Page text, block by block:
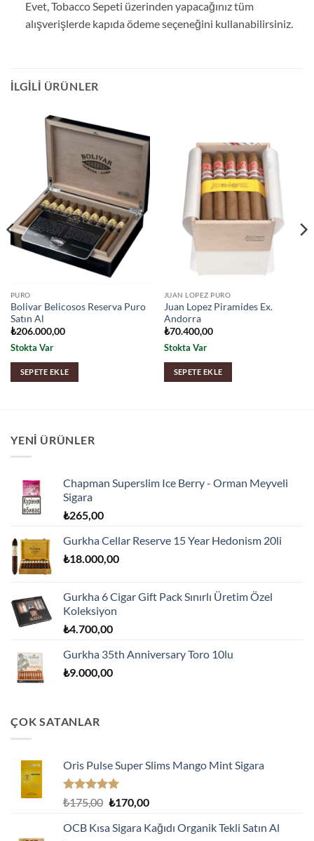
Evet, Tobacco Sepeti üzerinden yapacağınız tüm
alışverişlerde kapıda ödeme seçeneğini kullanabilirsiniz.
İLGILI ÜRÜNLER
PURO
Bolivar Belicosos Reserva Puro
Satın Al
₺206.000,00
Stokta Var
SEPETE EKLE
JUAN LOPEZ PURO
Juan Lopez Piramides Ex.
Andorra
₺70.400,00
Stokta Var
SEPETE EKLE
YENI ÜRÜNLER
Chapman Superslim Ice Berry - Orman Meyveli
Sigara
₺265,00
Gurkha Cellar Reserve 15 Year Hedonism 20li
₺18.000,00
Gurkha 6 Cigar Gift Pack Sınırlı Üretim Özel
Koleksiyon
₺4.700,00
Gurkha 35th Anniversary Toro 10lu
₺9.000,00
ÇOK SATANLAR
Oris Pulse Super Slims Mango Mint Sigara
5 üzerinden
oy
aldı
₺175,00 Orijinal
₺175,00.
₺170,00Şu
fiyat:
OCB Kısa Sigara Kağıdı Organik Tekli Satın Al